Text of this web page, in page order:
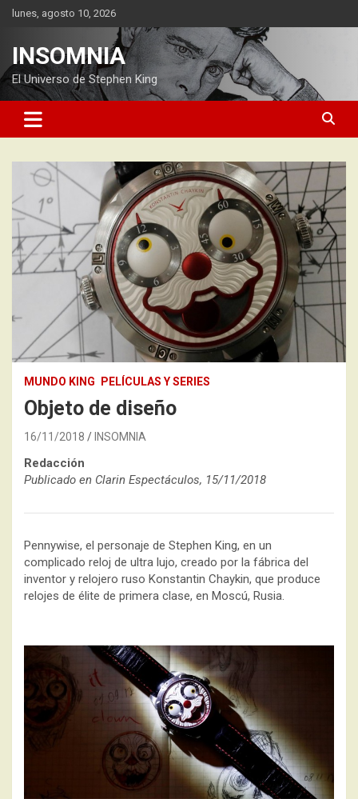
Saltarlunes, agosto 10, 2026
INSOMNIA
El Universo de Stephen King
MUNDO KING PELÍCULAS Y SERIES
Objeto de diseño
16/11/2018 INSOMNIA
Redacción
Publicado en Clarin Espectáculos, 15/11/2018
Pennywise, el personaje de Stephen King, en un
complicado reloj de ultra lujo, creado por la fábrica del
inventor y relojero ruso Konstantin Chaykin, que produce
relojes de élite de primera clase, en Moscú, Rusia.